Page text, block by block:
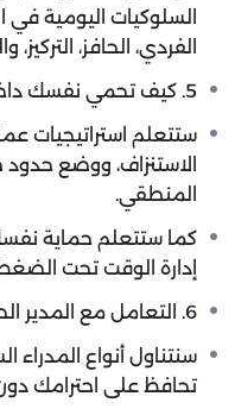
السلوكيات اليومية في
الفردي، الحافز،
5. كيف تحمي نفسك داخل بيئة عمل سامة؟
ستتعلم استراتيجيات
الاستنزاف، ووضع حدود
المنطقي.
كما ستتعلم حماية
إدارة الوقت تحت
6. التعامل مع المدير الصعب واتخاذ القرار الصحيح
سنتناول أنواع المدراء
تحافظ على احترامك